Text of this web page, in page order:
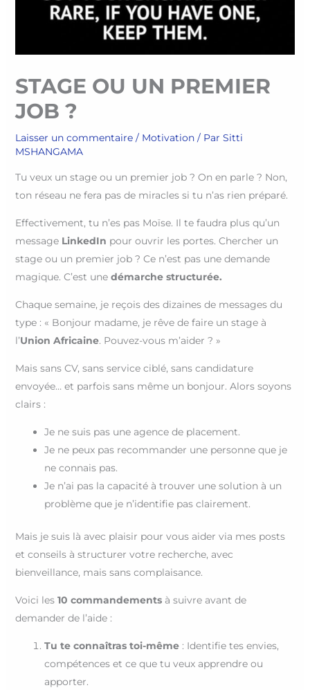
STAGE OU UN PREMIER
JOB ?
Laisser un commentaire / Motivation/ Par Sitti
MSHANGAMA
Tu veux un stage ou un premier job ? On en parle ? Non,
ton réseau ne fera pas de miracles si tu n’as rien préparé.
Effectivement, tu n’es pas Moïse. Il te faudra plus qu’un
message LinkedIn pour ouvrir les portes. Chercher un
stage ou un premier job ? Ce n’est pas une demande
magique. C’est une démarche structurée.
Chaque semaine, je reçois des dizaines de messages du
type : « Bonjour madame, je rêve de faire un stage à
l’Union Africaine. Pouvez-vous m’aider ? »
Mais sans CV, sans service ciblé, sans candidature
envoyée… et parfois sans même un bonjour. Alors soyons
clairs :
Je ne suis pas une agence de placement.
Je ne peux pas recommander une personne que je
ne connais pas.
Je n’ai pas la capacité à trouver une solution à un
problème que je n’identifie pas clairement.
Mais je suis là avec plaisir pour vous aider via mes posts
et conseils à structurer votre recherche, avec
bienveillance, mais sans complaisance.
Voici les 10 commandements à suivre avant de
demander de l’aide :
Tu te connaîtras toi-même: Identifie tes envies,
compétences et ce que tu veux apprendre ou
apporter.